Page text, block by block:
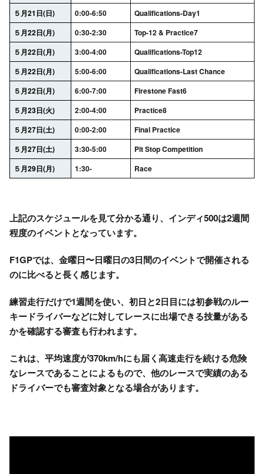
５月21日(日)
0:00-6:50
Qualifications-Day1
５月22日(月)
0:30-2:30
Top-12 & Practice7
５月22日(月)
3:00-4:00
Qualifications-Top12
５月22日(月)
5:00-6:00
Qualifications-Last Chance
５月22日(月)
6:00-7:00
Firestone Fast6
５月23日(火)
2:00-4:00
Practice8
５月27日(土)
0:00-2:00
Final Practice
５月27日(土)
3:30-5:00
Pit Stop Competition
５月29日(月)
1:30- Race
上記のスケジュールを見て分かる通り、インディ500は2週間
程度のイベントとなっています。
F1GPでは、金曜日〜日曜日の3日間のイベントで開催される
のに比べると長く感じます。
練習走行だけで1週間を使い、初日と2日目には初参戦のルー
キードライバーなどに対してレースに出場できる技量がある
かを確認する審査も行われます。
これは、平均速度が370km/hにも届く高速走行を続ける危険
なレースであることによるもので、他のレースで実績のある
ドライバーでも審査対象となる場合があります。